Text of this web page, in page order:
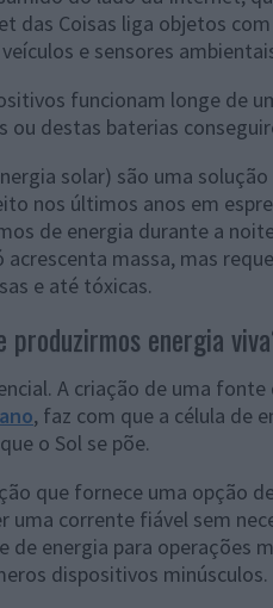
das Coisas liga objetos
e sensores
funcionam longe de
destas baterias
solar) são uma
nos últimos anos em
de energia durante a
acrescenta massa, mas
e até tóxicas.
produzirmos energia
A criação de uma
, faz com que a célula de
o Sol se põe.
que fornece uma opção
uma corrente fiável sem
energia para operações
dispositivos minúsculos.